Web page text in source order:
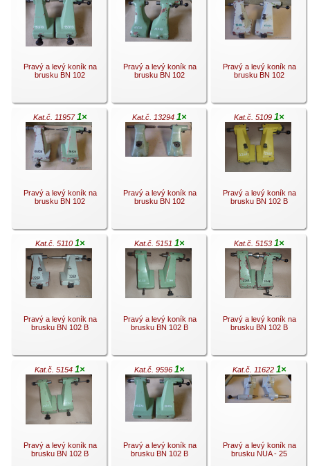
. .
Pravý a levý koník na
brusku BN 102
.
Pravý a levý koník na
brusku BN 102
Pravý a levý koník na
brusku BN 102
Kat.č. 119571×
Pravý a levý koník na
brusku BN 102
.
Kat.č. 13294 1×
Pravý a levý koník na
brusku BN 102
.
Kat.č. 5109 1×
Pravý a levý koník na
brusku BN 102 B
Kat.č. 5110 1×
Pravý a levý koník na
brusku BN 102 B
Kat.č. 5151 1×
Pravý a levý koník na
brusku BN 102 B
.
Kat.č. 5153 1×
Pravý a levý koník na
brusku BN 102 B
.
Kat.č. 5154 1×
Pravý a levý koník na
brusku BN 102 B
Kat.č. 9596 1×
Pravý a levý koník na
brusku BN 102 B
Kat.č. 11622 1×
Pravý a levý koník na
brusku NUA - 25